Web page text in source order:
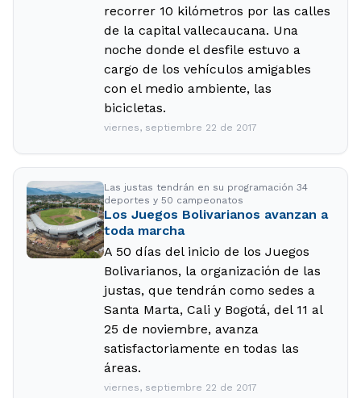
recorrer 10 kilómetros por las calles
de la capital vallecaucana. Una
noche donde el desfile estuvo a
cargo de los vehículos amigables
con el medio ambiente, las
bicicletas.
viernes, septiembre 22 de 2017
Las justas tendrán en su programación 34
deportes y 50 campeonatos
Los Juegos Bolivarianos avanzan a
toda marcha
A 50 días del inicio de los Juegos
Bolivarianos, la organización de las
justas, que tendrán como sedes a
Santa Marta, Cali y Bogotá, del 11 al
25 de noviembre, avanza
satisfactoriamente en todas las
áreas.
viernes, septiembre 22 de 2017